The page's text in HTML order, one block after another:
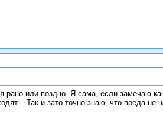
рано или поздно. Я сама, если замечаю
Так и зато точно знаю, что вреда не